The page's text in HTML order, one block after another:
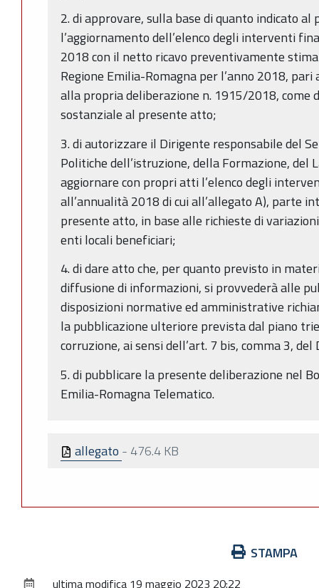
2. di approvare, sulla base di quanto indicato al
l’aggiornamento dell’elenco degli interventi
2018 con il netto ricavo preventivamente
Regione Emilia-Romagna per l’anno 2018,
alla propria deliberazione n. 1915/2018, come
sostanziale al presente atto;
3. di autorizzare il Dirigente responsabile del
Politiche dell’istruzione, della Formazione, del
aggiornare con propri atti l’elenco degli
all’annualità 2018 di cui all’allegato A), parte
presente atto, in base alle richieste di
enti locali beneficiari;
4. di dare atto che, per quanto previsto in
diffusione di informazioni, si provvederà alle
disposizioni normative ed amministrative
la pubblicazione ulteriore prevista dal piano
corruzione, ai sensi dell’art. 7 bis, comma 3, del
5. di pubblicare la presente deliberazione nel
Emilia-Romagna Telematico.
allegato - 476.4 KB
STAMPA
ultima modifica 19 maggio 2023 20:22